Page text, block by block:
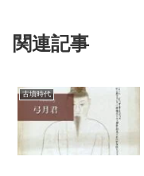
関連記事
古墳時代